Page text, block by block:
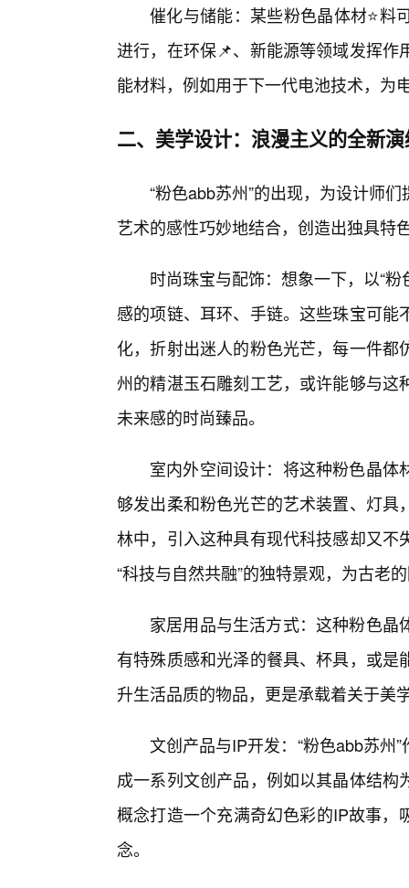
催化与储能：某些粉色晶体材⭐料
进行，在环保📌、新能源等领域发挥
能材料，例如用于下一代电池技术，为
二、美学设计：浪漫主义的全新
“粉色abb苏州”的出现，为设计师
艺术的感性巧妙地结合，创造出独具特
时尚珠宝与配饰：想象一下，以“
感的项链、耳环、手链。这些珠宝可
化，折射出迷人的粉色光芒，每一件
州的精湛玉石雕刻工艺，或许能够与
未来感的时尚臻品。
室内外空间设计：将这种粉色晶
够发出柔和粉色光芒的艺术装置、灯
林中，引入这种具有现代科技感却又
“科技与自然共融”的独特景观，为古老
家居用品与生活方式：这种粉色
有特殊质感和光泽的餐具、杯具，或
升生活品质的物品，更是承载着关于美
文创产品与IP开发：“粉色abb苏州
成一系列文创产品，例如以其晶体结
概念打造一个充满奇幻色彩的IP故事
念。